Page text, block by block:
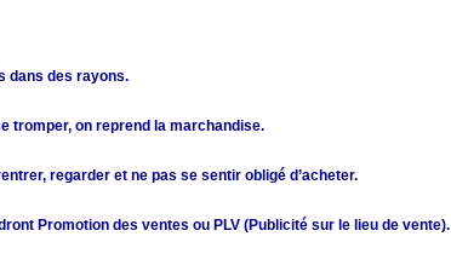
dans des rayons.
tromper, on reprend la marchandise.
regarder et ne pas se sentir obligé d’acheter.
Promotion des ventes ou PLV (Publicité sur le lieu de vente).